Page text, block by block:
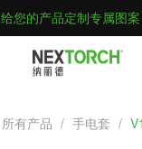
给您的产品定制专属图案
所有产品 / 手电套 /